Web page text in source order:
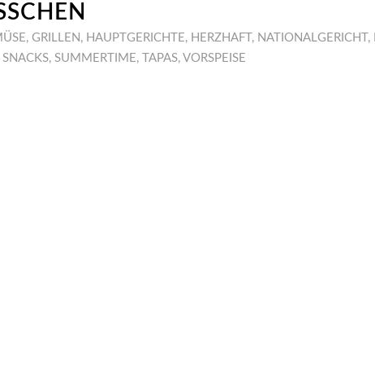
, GRILLEN , HAUPTGERICHTE , HERZHAFT , NATIONALGERICHT ,
SNACKS, SUMMERTIME , TAPAS, VORSPEISE